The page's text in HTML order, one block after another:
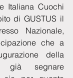
Italiana Cuochi
di GUSTUS il
Nazionale,
che a
della
già segnare